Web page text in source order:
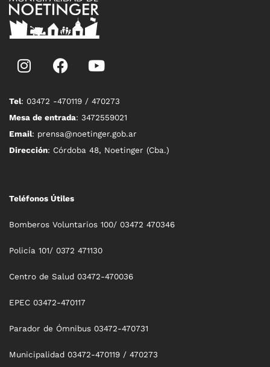
Tel: 03472 -470119 / 470273
Mesa de entrada: 3472559021
Email: prensa@noetinger.gob.ar
Dirección: Córdoba 48, Noetinger (Cba.)
Teléfonos Útiles
Bomberos Voluntarios 100/ 03472 470346
Policía 101/ 0372 471130
Centro de Salud 03472-470036
EPEC 03472-470117
Parador de Ómnibus 03472-470731
Municipalidad 03472-470119 / 470273